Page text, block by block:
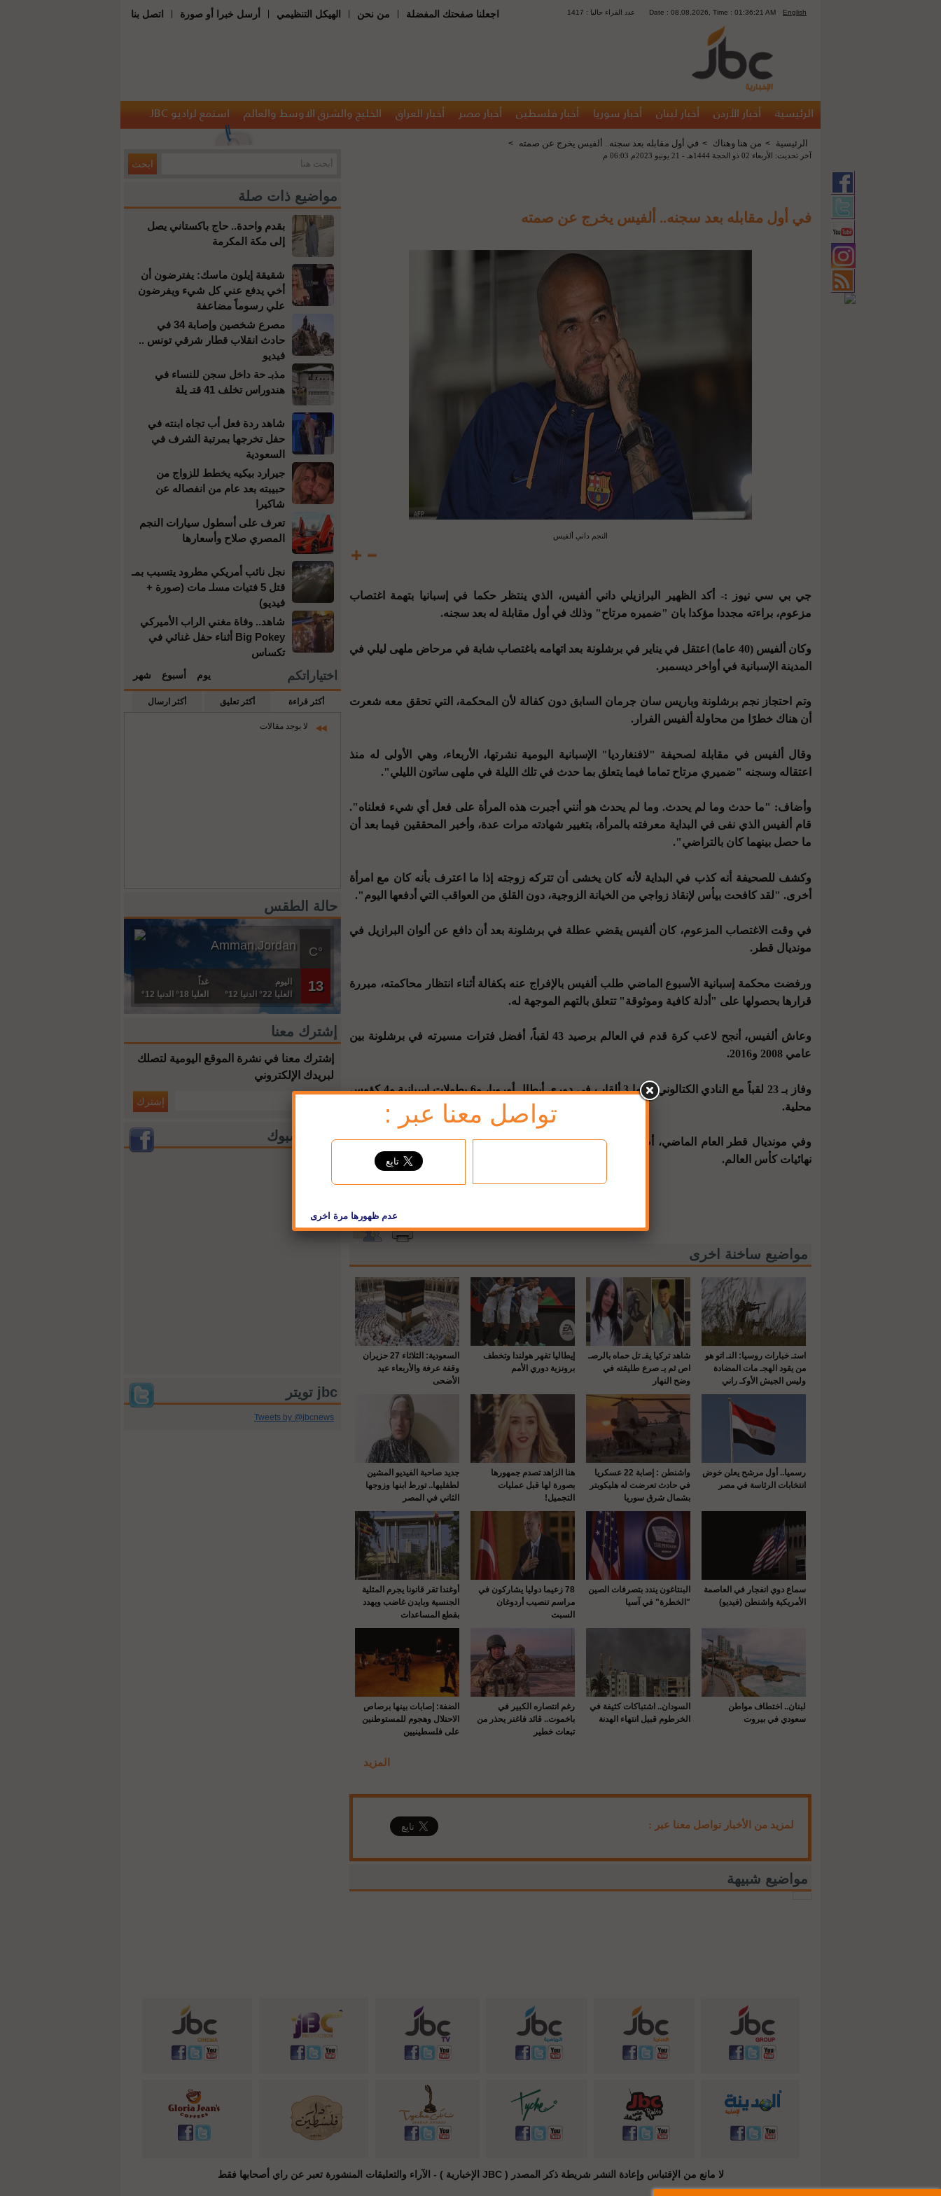
اجعلنا صفحتك المفضلة من نحن الهيكل التنظيمي أرسل خبرا أو صورة اتصل بنا English
Date : 08,08,2026, Time : 01:36:21 AM 1417 : عدد القراء حاليا
الرئيسية أخبار الأردن أخبار لبنان أخبار سوريا أخبار فلسطين أخبار مصر أخبار العراق الخليج والشرق الاوسط والعالم استمع لراديو JBC
مواضيع ذات صلة
بقدم واحدة.. حاج باكستاني يصل
إلى مكة المكرمة
شقيقة إيلون ماسك: يفترضون أن
أخي يدفع عني كل شيء ويفرضون
علي رسوماً مضاعفة
مصرع شخصين وإصابة 34 في
حادث انقلاب قطار شرقي تونس ..
فيديو
مذبـ حة داخل سجن للنساء في
هندوراس تخلف 41 قتـ يلة
شاهد ردة فعل أب تجاه ابنته في
حفل تخرجها بمرتبة الشرف في
السعودية
جيرارد بيكيه يخطط للزواج من
حبيبته بعد عام من انفصاله عن
شاكيرا
تعرف على أسطول سيارات النجم
المصري صلاح وأسعارها
نجل نائب أمريكي مطرود يتسبب بمـ
قتل 5 فتيات مسلـ مات (صورة +
فيديو)
شاهد.. وفاة مغني الراب الأميركي
Big Pokey أثناء حفل غنائي في
تكساس
اختياراتكم يوم أسبوع شهر
أكثر قراءة أكثر تعليق أكثر ارسال
لا يوجد مقالات
حالة الطقس
°C
Amman,Jordan
13
اليوم
العليا 22° الدنيا 12°
غداً
العليا 18° الدنيا 12°
إشترك معنا
إشترك معنا في نشرة الموقع اليومية لتصلك
لبريدك الإلكتروني
jbc فيسبوك
jbc تويتر
Tweets by @jbcnews
الرئيسية > من هنا وهناك > في أول مقابله بعد سجنه.. ألفيس يخرج عن صمته >
آخر تحديث: الأربعاء 02 ذو الحجة 1444هـ - 21 يونيو 2023م 06:03 م
في أول مقابله بعد سجنه.. ألفيس يخرج عن صمته
النجم داني ألفيس
جي بي سي نيوز :- أكد الظهير البرازيلي داني ألفيس، الذي ينتظر حكما في إسبانيا بتهمة اغتصاب
مزعوم، براءته مجددا مؤكدا بان "ضميره مرتاح" وذلك في أول مقابلة له بعد سجنه.
وكان ألفيس (40 عاما) اعتقل في يناير في برشلونة بعد اتهامه باغتصاب شابة في مرحاض ملهى ليلي في
المدينة الإسبانية في أواخر ديسمبر.
وتم احتجاز نجم برشلونة وباريس سان جرمان السابق دون كفالة لأن المحكمة، التي تحقق معه شعرت
أن هناك خطرًا من محاولة ألفيس الفرار.
وقال ألفيس في مقابلة لصحيفة "لافنغارديا" الإسبانية اليومية نشرتها، الأربعاء، وهي الأولى له منذ
اعتقاله وسجنه "ضميري مرتاح تماما فيما يتعلق بما حدث في تلك الليلة في ملهى ساتون الليلي".
وأضاف: "ما حدث وما لم يحدث. وما لم يحدث هو أنني أجبرت هذه المرأة على فعل أي شيء فعلناه".
قام ألفيس الذي نفى في البداية معرفته بالمرأة، بتغيير شهادته مرات عدة، وأخبر المحققين فيما بعد أن
ما حصل بينهما كان بالتراضي".
وكشف للصحيفة أنه كذب في البداية لأنه كان يخشى أن تتركه زوجته إذا ما اعترف بأنه كان مع امرأة
أخرى. "لقد كافحت بيأس لإنقاذ زواجي من الخيانة الزوجية، دون القلق من العواقب التي أدفعها اليوم".
في وقت الاغتصاب المزعوم، كان ألفيس يقضي عطلة في برشلونة بعد أن دافع عن ألوان البرازيل في
مونديال قطر.
ورفضت محكمة إسبانية الأسبوع الماضي طلب ألفيس بالإفراج عنه بكفالة أثناء انتظار محاكمته، مبررة
قرارها بحصولها على "أدلة كافية وموثوقة" تتعلق بالتهم الموجهة له.
وعاش ألفيس، أنجح لاعب كرة قدم في العالم برصيد 43 لقباً، أفضل فترات مسيرته في برشلونة بين
عامي 2008 و2016.
وفاز بـ 23 لقباً مع النادي الكتالوني، بينها 3 ألقاب في دوري أبطال أوروبا، و6 بطولات إسبانية و4 كؤوس
محلية.
وفي مونديال قطر العام الماضي، أصبح في سن الـ 39 عاماً و210 أيام أكبر لاعب برازيلي يشارك في
نهائيات كأس العالم.
مواضيع ساخنة اخرى
استـ خبارات روسيا: النـ اتو هو
من يقود الهجـ مات المضادة
وليس الجيش الأوكـ راني
شاهد تركيا يقـ تل حماه بالرصـ
اص ثم يـ صرع طليقته في
وضح النهار
إيطاليا تقهر هولندا وتخطف
برونزية دوري الأمم
السعودية: الثلاثاء 27 حزيران
وقفة عرفة والأربعاء عيد
الأضحى
رسميا.. أول مرشح يعلن خوض
انتخابات الرئاسة في مصر
واشنطن : إصابة 22 عسكريا
في حادث تعرضت له هليكوبتر
بشمال شرق سوريا
هنا الزاهد تصدم جمهورها
بصورة لها قبل عمليات
التجميل!
جديد صاحبة الفيديو المشين
لطفليها.. تورط ابنها وزوجها
الثاني في المصر
سماع دوي انفجار في العاصمة
الأمريكية واشنطن (فيديو)
البنتاغون يندد بتصرفات الصين
"الخطرة" في آسيا
78 زعيما دوليا يشاركون في
مراسم تنصيب أردوغان
السبت
أوغندا تقر قانونا يجرم المثلية
الجنسية وبايدن غاضب ويهدد
بقطع المساعدات
لبنان.. اختطاف مواطن
سعودي في بيروت
السودان.. اشتباكات كثيفة في
الخرطوم قبيل انتهاء الهدنة
رغم انتصاره الكبير في
باخموت.. قائد فاغنر يحذر من
تبعات خطير
الضفة: إصابات بينها برصاص
الاحتلال وهجوم للمستوطنين
على فلسطينيين
المزيد
لمزيد من الأخبار تواصل معنا عبر :
مواضيع شبيهة
لا مانع من الإقتباس وإعادة النشر شريطة ذكر المصدر ( JBC الإخبارية ) - الآراء والتعليقات المنشورة تعبر عن راي أصحابها فقط
تواصل معنا عبر :